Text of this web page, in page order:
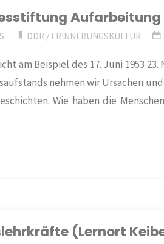
Aufarbeitung
DDR / ERINNERUNGSKULTUR
Beispiel des 17. Juni 1953 23.
nehmen wir Ursachen
Wie haben die
(Lernort